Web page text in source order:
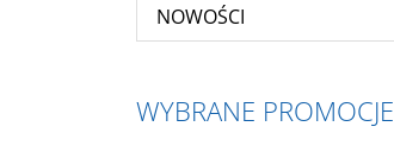
NOWOŚCI
WYBRANE PROMOCJE